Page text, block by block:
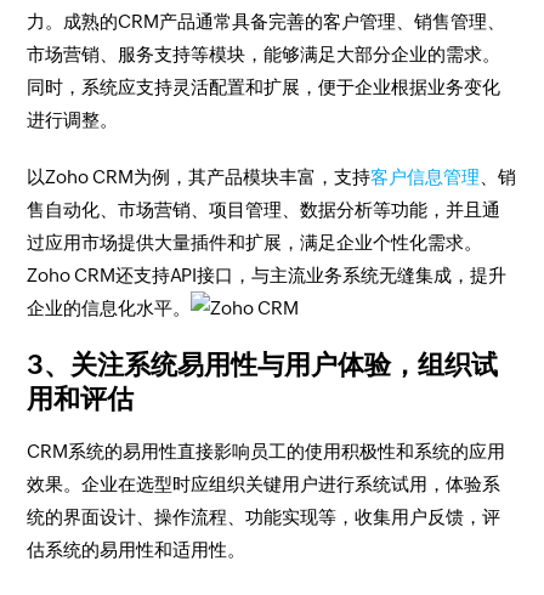
力。成熟的CRM产品通常具备完善的客户管理、销售管理、
市场营销、服务支持等模块，能够满足大部分企业的需求。
同时，系统应支持灵活配置和扩展，便于企业根据业务变化
进行调整。
以Zoho CRM为例，其产品模块丰富，支持客户信息管理 、销
售自动化、市场营销、项目管理、数据分析等功能，并且通
过应用市场提供大量插件和扩展，满足企业个性化需求。
Zoho CRM还支持API接口，与主流业务系统无缝集成，提升
企业的信息化水平。
3、关注系统易用性与用户体验，组织试
用和评估
CRM系统的易用性直接影响员工的使用积极性和系统的应用
效果。企业在选型时应组织关键用户进行系统试用，体验系
统的界面设计、操作流程、功能实现等，收集用户反馈，评
估系统的易用性和适用性。